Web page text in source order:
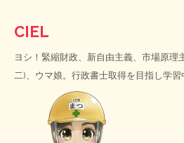
CIEL
ヨシ！緊縮財政、新自由主義、市場原理
二)、ウマ娘。行政書士取得を目指し学習